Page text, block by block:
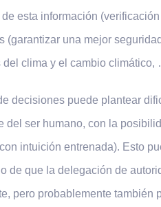
esta información
una mejor
del clima y el cambio climático,
decisiones puede plantear
ser humano, con la
intuición entrenada). Esto
de que la delegación de
pero probablemente también